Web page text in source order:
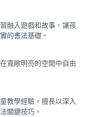
融入遊戲和故事，讓孩
的書法基礎。
寬敞明亮的空間中自由
教學經驗，擅長以深入
關鍵技巧。